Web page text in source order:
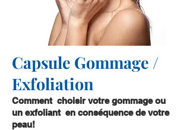
Capsule Gommage /
Exfoliation
Comment choisir votre gommage ou
un exfoliant en conséquence de votre
peau!